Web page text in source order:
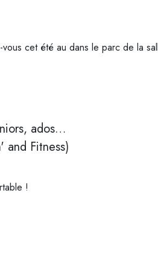
cet été au dans le parc de la
ados…
and Fitness)
!